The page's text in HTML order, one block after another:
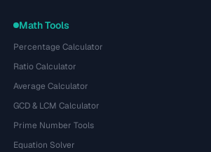
Math Tools
Percentage Calculator
Ratio Calculator
Average Calculator
GCD & LCM Calculator
Prime Number Tools
Equation Solver